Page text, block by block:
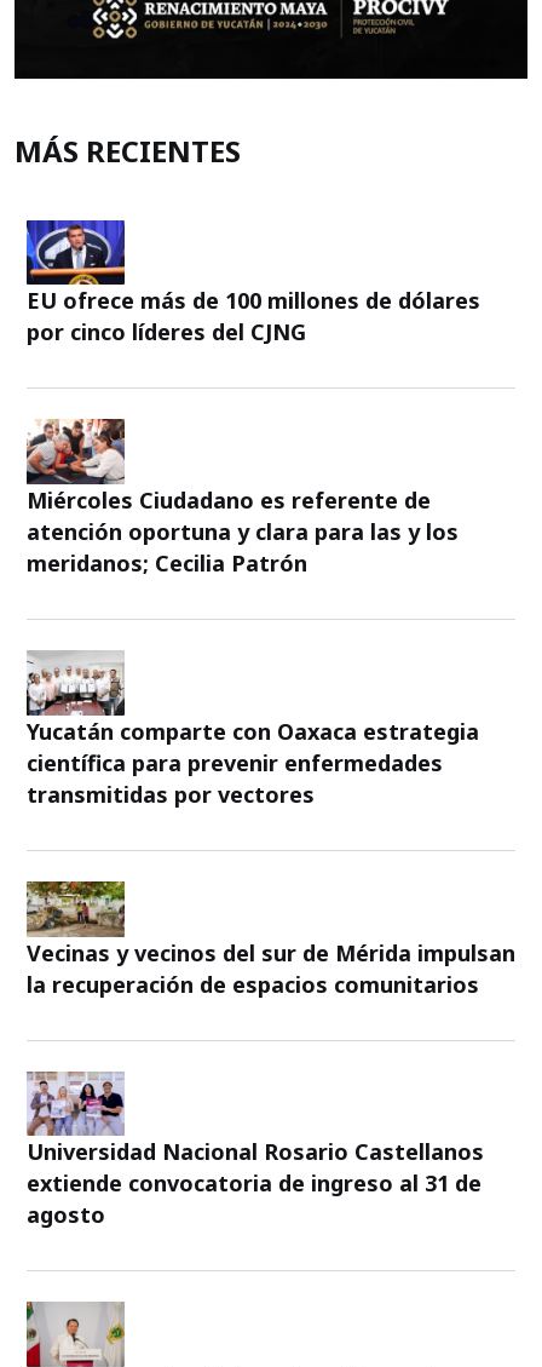
MÁS RECIENTES
EU ofrece más de 100 millones de dólares
por cinco líderes del CJNG
Miércoles Ciudadano es referente de
atención oportuna y clara para las y los
meridanos; Cecilia Patrón
Yucatán comparte con Oaxaca estrategia
científica para prevenir enfermedades
transmitidas por vectores
Vecinas y vecinos del sur de Mérida impulsan
la recuperación de espacios comunitarios
Universidad Nacional Rosario Castellanos
extiende convocatoria de ingreso al 31 de
agosto